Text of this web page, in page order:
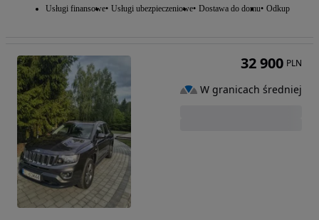
Usługi finansowe Usługi ubezpieczeniowe Dostawa do domu Odkup
32 900 PLN
W granicach średniej